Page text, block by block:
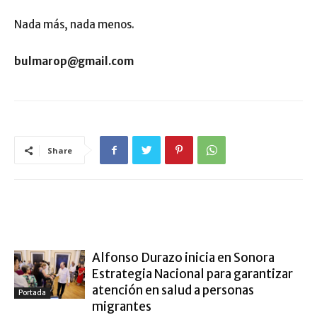
Nada más, nada menos.
bulmarop@gmail.com
Share
Portada
Alfonso Durazo inicia en Sonora
Estrategia Nacional para garantizar
atención en salud a personas
migrantes